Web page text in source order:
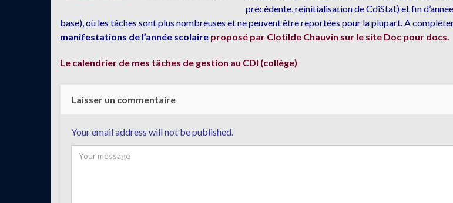
précédente, réinitialisation de CdiStat) et fin
base), où les tâches sont plus nombreuses et ne peuvent être reportées pour la plupart. A
manifestations de l’année scolaire proposé par Clotilde Chauvin sur le site Doc pour docs.
Le calendrier de mes tâches de gestion au CDI (collège)
Laisser un commentaire
Your email address will not be published.